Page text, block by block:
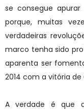
se consegue
porque, muitas
verdadeiras
marco tenha sido
aparenta ser
2014 com a vitória
A verdade é que